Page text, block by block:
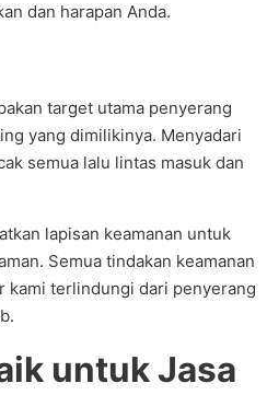
dan harapan Anda.
target utama penyerang
yang dimilikinya. Menyadari
semua lalu lintas masuk dan
lapisan keamanan untuk
Semua tindakan keamanan
kami terlindungi dari penyerang
untuk Jasa